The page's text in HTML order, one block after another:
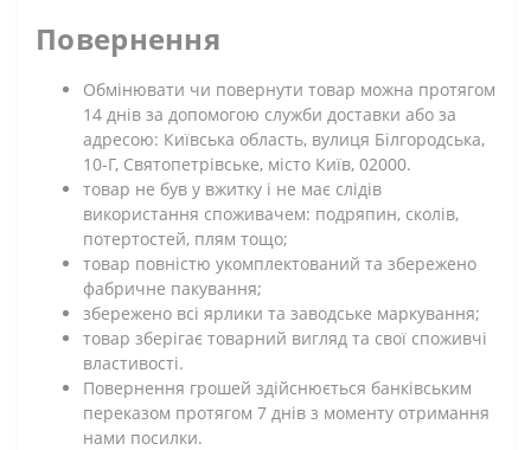
Повернення
Обмінювати чи повернути товар можна протягом
14 днів за допомогою служби доставки або за
адресою: Київська область, вулиця Білгородська,
10-Г, Святопетрівське, місто Київ, 02000.
товар не був у вжитку і не має слідів
використання споживачем: подряпин, сколів,
потертостей, плям тощо;
товар повністю укомплектований та збережено
фабричне пакування;
збережено всі ярлики та заводське маркування;
товар зберігає товарний вигляд та свої споживчі
властивості.
Повернення грошей здійснюється банківським
переказом протягом 7 днів з моменту отримання
нами посилки.